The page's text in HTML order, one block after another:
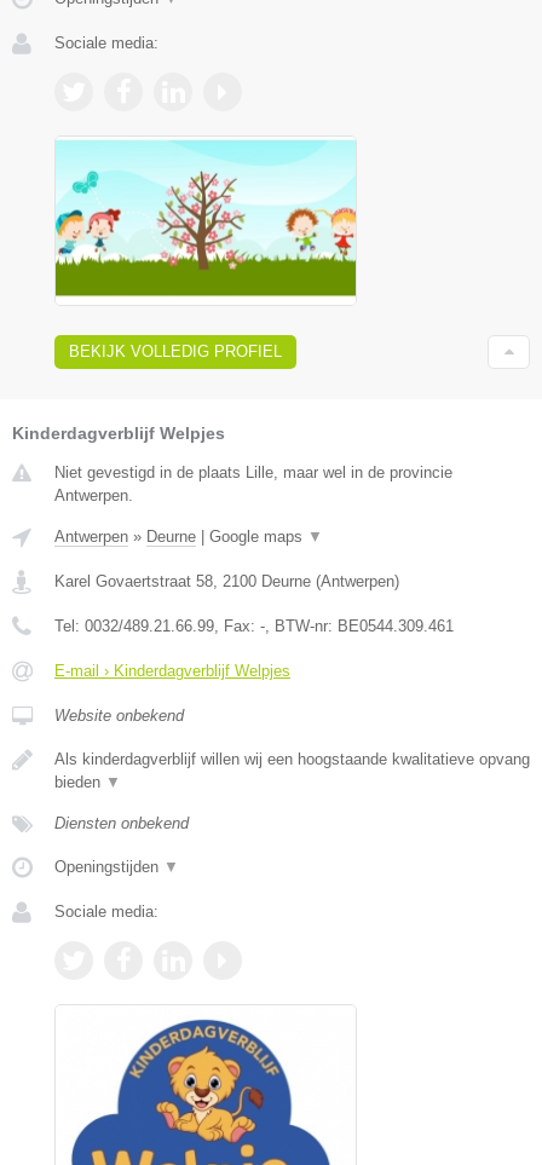
Sociale media:
BEKIJK VOLLEDIG PROFIEL
Kinderdagverblijf Welpjes
Niet gevestigd in de plaats Lille, maar wel in de provincie
Antwerpen.
Antwerpen » Deurne | Google maps ▼
Karel Govaertstraat 58 2100 Deurne (Antwerpen)
Tel: 0032/489.21.66.99 , Fax: - , BTW-nr: BE0544.309.461
E-mail › Kinderdagverblijf Welpjes
Website onbekend
Als kinderdagverblijf willen wij een hoogstaande kwalitatieve opvang
bieden ▼
Diensten onbekend
Openingstijden ▼
Sociale media: